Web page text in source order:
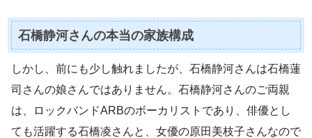
石橋静河さんの本当の家族構成
しかし、前にも少し触れましたが、石橋静河さんは石橋蓮
司さんの娘さんではありません。石橋静河さんのご両親
は、ロックバンドARBのボーカリストであり、俳優とし
ても活躍する石橋凌さんと、女優の原田美枝子さんなので